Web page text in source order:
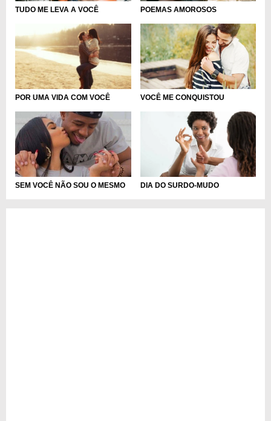
TUDO ME LEVA A VOCÊ POEMAS AMOROSOS
POR UMA VIDA COM VOCÊ VOCÊ ME CONQUISTOU
SEM VOCÊ NÃO SOU O MESMO DIA DO SURDO-MUDO